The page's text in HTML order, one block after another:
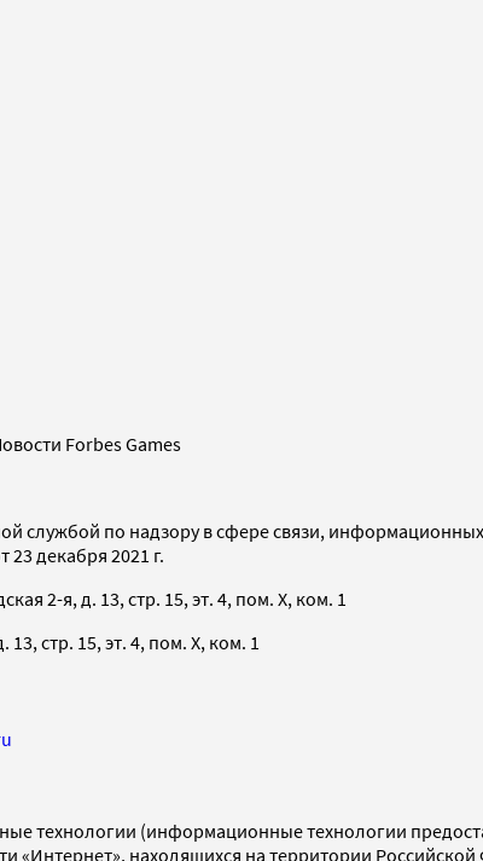
Forbes Games
службой по надзору в сфере связи,
декабря 2021 г.
2-я, д. 13, стр. 15, эт. 4, пом. X, ком. 1
стр. 15, эт. 4, пом. X, ком. 1
технологии (информационные технологии
«Интернет», находящихся на территории